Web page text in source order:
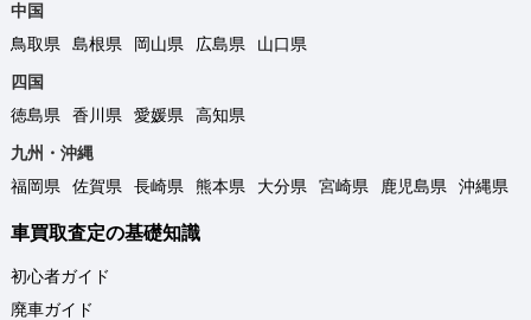
中国
鳥取県
島根県 岡山県 広島県
山口県
四国
徳島県
香川県 愛媛県
高知県
九州・沖縄
福岡県
佐賀県 長崎県 熊本県 大分県 宮崎県 鹿児島県 沖縄県
車買取査定の基礎知識
初心者ガイド
廃車ガイド